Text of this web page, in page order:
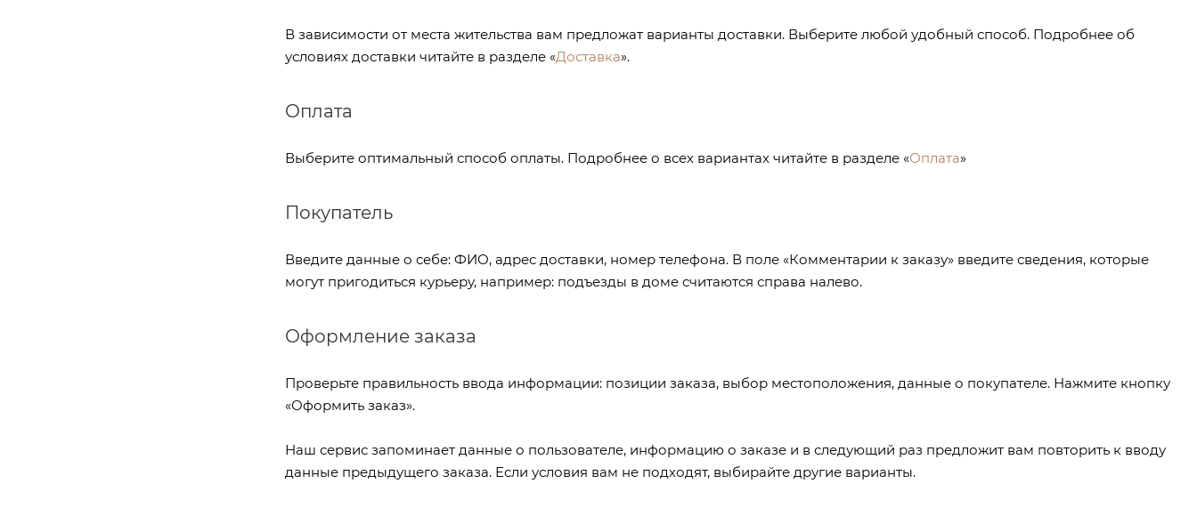
В зависимости от места жительства вам предложат варианты доставки. Выберите любой удобный способ. Подробнее об
условиях доставки читайте в разделе «Доставка».
Оплата
Выберите оптимальный способ оплаты. Подробнее о всех вариантах читайте в разделе «Оплата»
Покупатель
Введите данные о себе: ФИО, адрес доставки, номер телефона. В поле «Комментарии к заказу» введите сведения, которые
могут пригодиться курьеру, например: подъезды в доме считаются справа налево.
Оформление заказа
Проверьте правильность ввода информации: позиции заказа, выбор местоположения, данные о покупателе. Нажмите кнопку
«Оформить заказ».
Наш сервис запоминает данные о пользователе, информацию о заказе и в следующий раз предложит вам повторить к вводу
данные предыдущего заказа. Если условия вам не подходят, выбирайте другие варианты.